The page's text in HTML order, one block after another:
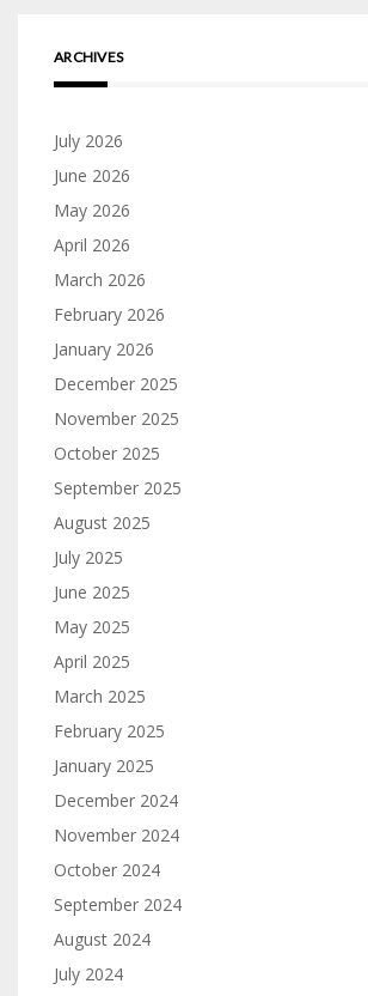
ARCHIVES
July 2026
June 2026
May 2026
April 2026
March 2026
February 2026
January 2026
December 2025
November 2025
October 2025
September 2025
August 2025
July 2025
June 2025
May 2025
April 2025
March 2025
February 2025
January 2025
December 2024
November 2024
October 2024
September 2024
August 2024
July 2024